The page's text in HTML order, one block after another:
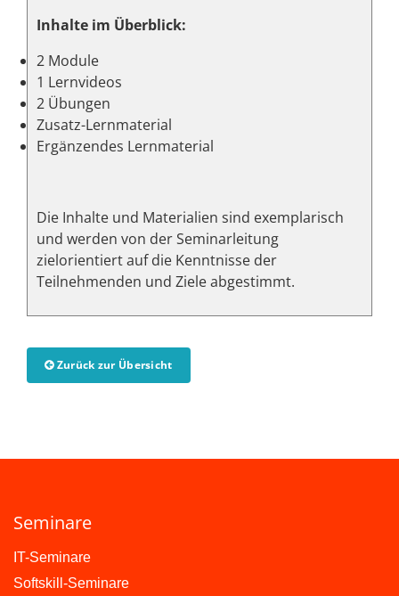
Inhalte im Überblick:
2 Module
1 Lernvideos
2 Übungen
Zusatz-Lernmaterial
Ergänzendes Lernmaterial
Die Inhalte und Materialien sind exemplarisch
und werden von der Seminarleitung
zielorientiert auf die Kenntnisse der
Teilnehmenden und Ziele abgestimmt.
Zurück zur Übersicht
Seminare
IT-Seminare
Softskill-Seminare